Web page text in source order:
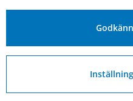
Hela rapporten om Hjo (pdf)
Jan Jörnmark har också tagit
framtid (fastighetsagarna.se).